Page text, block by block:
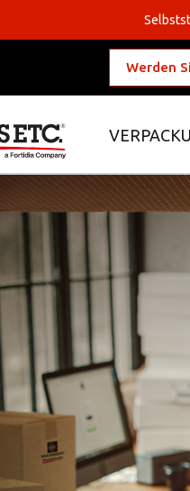
Werden